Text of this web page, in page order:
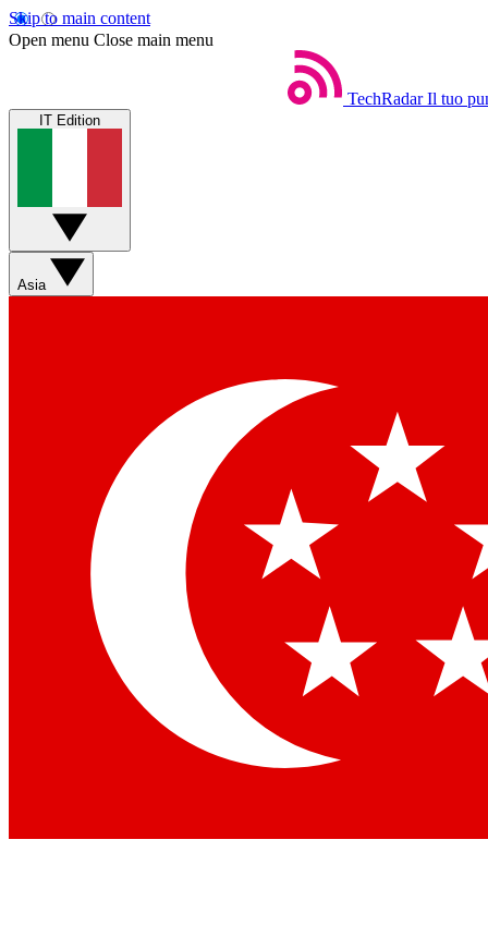
Skip to main content
Open menu Close main menu
TechRadar Il tuo
IT Edition
Asia